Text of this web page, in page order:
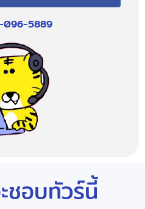
096-5889
ชอบทัวร์นี้